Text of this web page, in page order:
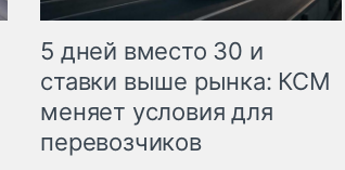
5 дней вместо 30 и
ставки выше рынка: КСМ
меняет условия для
перевозчиков